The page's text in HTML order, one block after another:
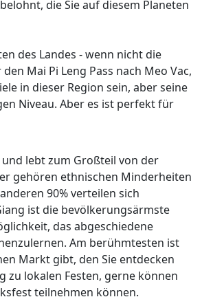
die Sie auf diesem Planeten
des Landes - wenn nicht die
Mai Pi Leng Pass nach Meo Vac,
in dieser Region sein, aber seine
Niveau. Aber es ist perfekt für
lebt zum Großteil von der
gehören ethnischen Minderheiten
90% verteilen sich
ist die bevölkerungsärmste
das abgeschiedene
Am berühmtesten ist
Markt gibt, den Sie entdecken
zu lokalen Festen, gerne können
teilnehmen können.